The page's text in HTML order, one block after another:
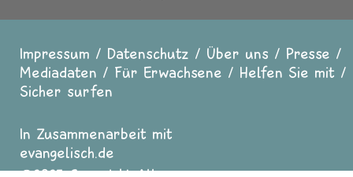
Fußzeile
Impressum Datenschutz Über uns
Presse
Mediadaten
Für Erwachsene
Helfen Sie mit
Sicher surfen
In Zusammenarbeit mit
evangelisch.de